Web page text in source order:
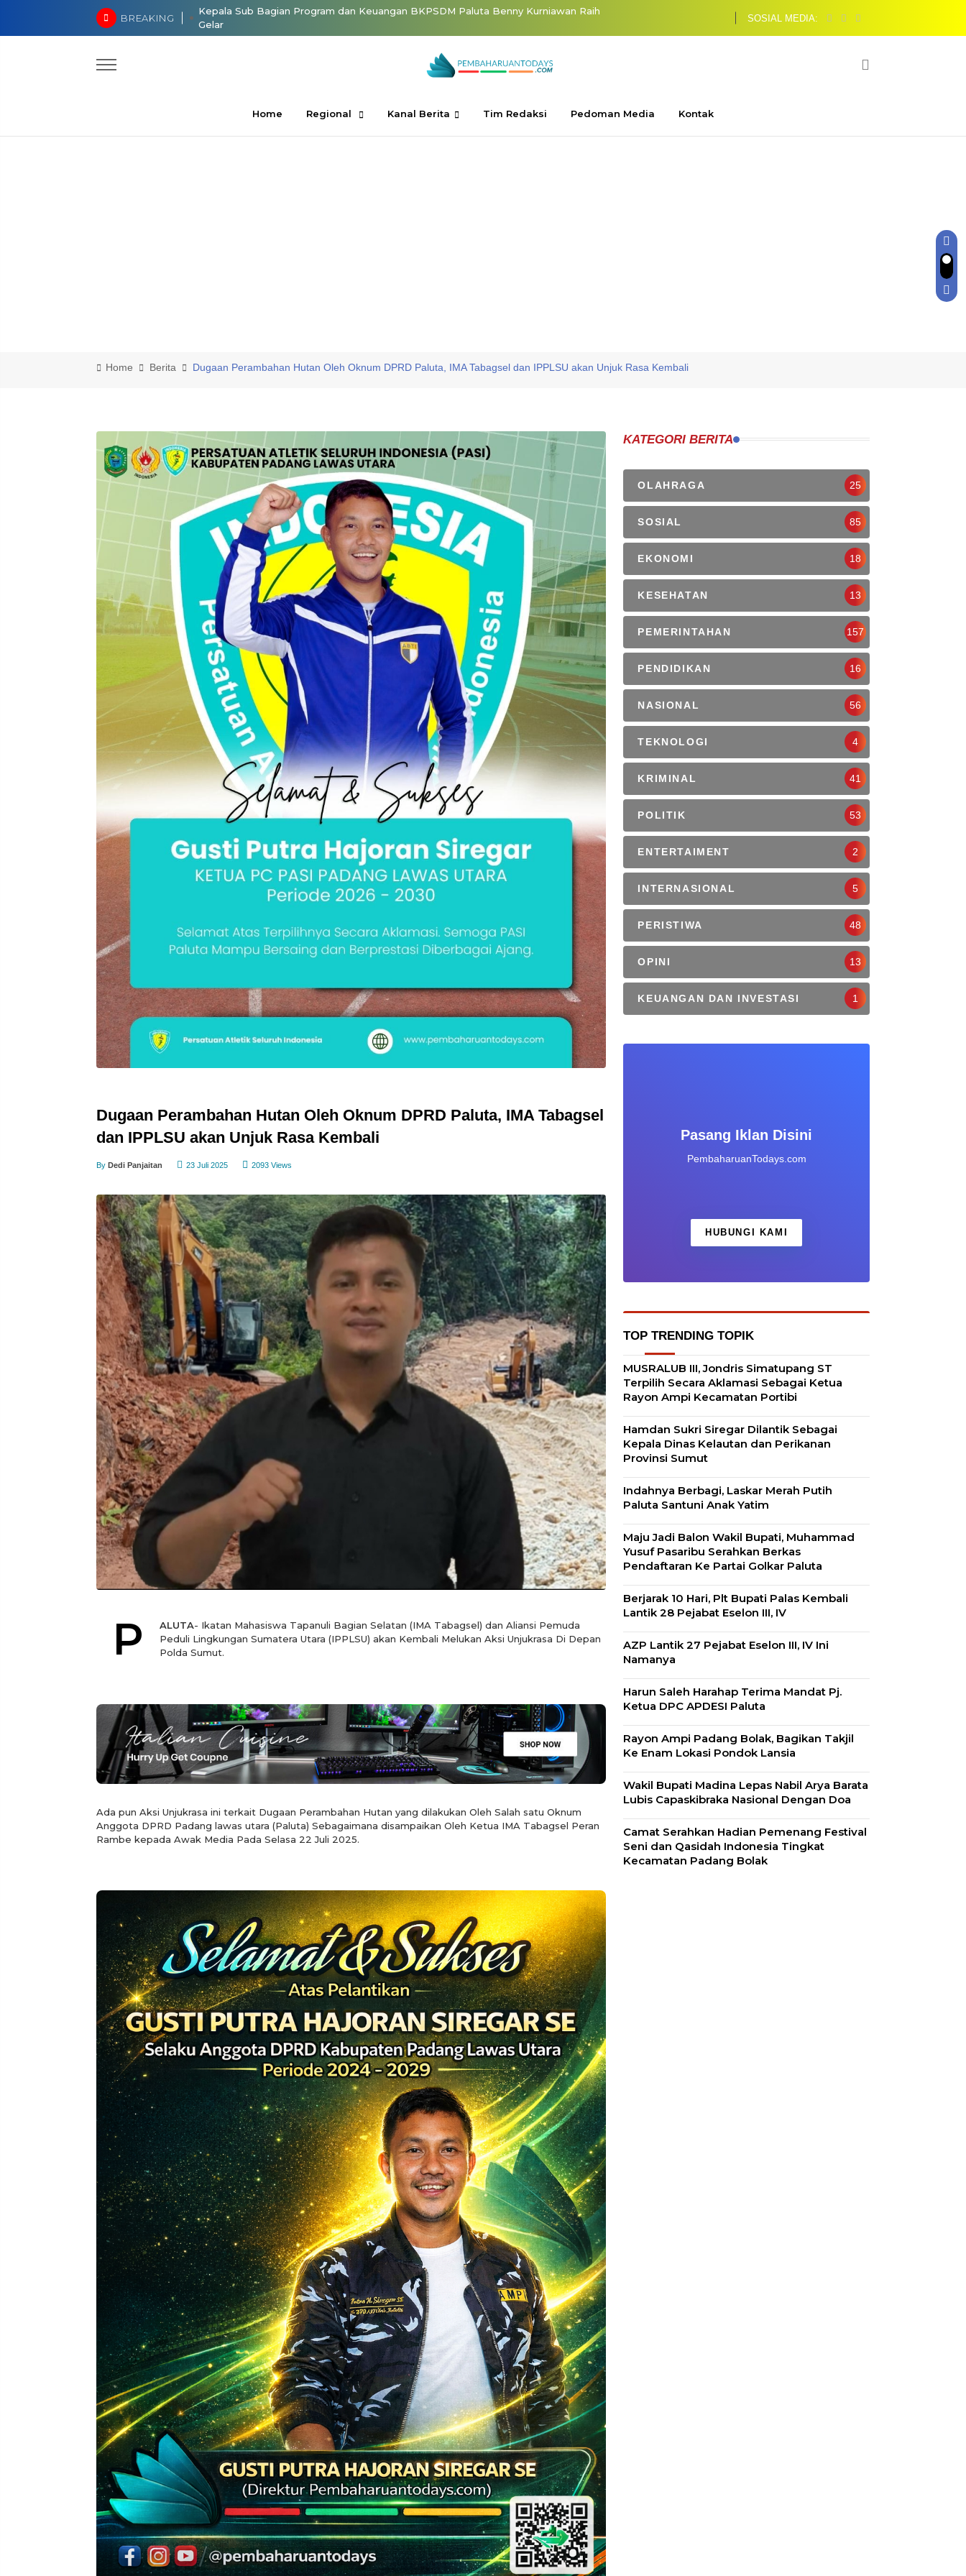
BREAKING
Kepala Sub Bagian Program dan Keuangan BKPSDM Paluta Benny Kurniawan Raih
Gelar
Baijuri Nasution Resmi Pimpin KONI Paluta Periode
SOSIAL MEDIA:
Home Regional Kanal Berita Tim Redaksi Pedoman Media Kontak
Home Berita Dugaan Perambahan Hutan Oleh Oknum DPRD Paluta, IMA Tabagsel dan IPPLSU akan Unjuk Rasa Kembali
Dugaan Perambahan Hutan Oleh Oknum DPRD Paluta, IMA Tabagsel
dan IPPLSU akan Unjuk Rasa Kembali
By Dedi Panjaitan 23 Juli 2025 2093 Views
P ALUTA- Ikatan Mahasiswa Tapanuli Bagian Selatan (IMA Tabagsel) dan Aliansi Pemuda
Peduli Lingkungan Sumatera Utara (IPPLSU) akan Kembali Melukan Aksi Unjukrasa Di Depan
Polda Sumut.
Ada pun Aksi Unjukrasa ini terkait Dugaan Perambahan Hutan yang dilakukan Oleh Salah satu Oknum
Anggota DPRD Padang lawas utara (Paluta) Sebagaimana disampaikan Oleh Ketua IMA Tabagsel Peran
Rambe kepada Awak Media Pada Selasa 22 Juli 2025.
KATEGORI BERITA
OLAHRAGA 25
SOSIAL 85
EKONOMI 18
KESEHATAN 13
PEMERINTAHAN 157
PENDIDIKAN 16
NASIONAL 56
TEKNOLOGI 4
KRIMINAL 41
POLITIK 53
ENTERTAIMENT 2
INTERNASIONAL 5
PERISTIWA 48
OPINI 13
KEUANGAN DAN INVESTASI 1
Pasang Iklan Disini
PembaharuanTodays.com
HUBUNGI KAMI
TOP TRENDING TOPIK
MUSRALUB III, Jondris Simatupang ST
Terpilih Secara Aklamasi Sebagai Ketua
Rayon Ampi Kecamatan Portibi
Hamdan Sukri Siregar Dilantik Sebagai
Kepala Dinas Kelautan dan Perikanan
Provinsi Sumut
Indahnya Berbagi, Laskar Merah Putih
Paluta Santuni Anak Yatim
Maju Jadi Balon Wakil Bupati, Muhammad
Yusuf Pasaribu Serahkan Berkas
Pendaftaran Ke Partai Golkar Paluta
Berjarak 10 Hari, Plt Bupati Palas Kembali
Lantik 28 Pejabat Eselon III, IV
AZP Lantik 27 Pejabat Eselon III, IV Ini
Namanya
Harun Saleh Harahap Terima Mandat Pj.
Ketua DPC APDESI Paluta
Rayon Ampi Padang Bolak, Bagikan Takjil
Ke Enam Lokasi Pondok Lansia
Wakil Bupati Madina Lepas Nabil Arya Barata
Lubis Capaskibraka Nasional Dengan Doa
Camat Serahkan Hadian Pemenang Festival
Seni dan Qasidah Indonesia Tingkat
Kecamatan Padang Bolak